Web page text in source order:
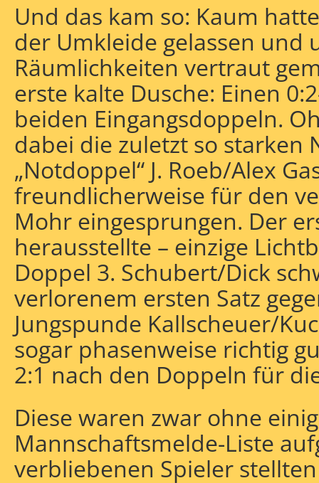
Und das kam so: Kaum
der Umkleide gelassen und
Räumlichkeiten vertraut
erste kalte Dusche: Einen
beiden Eingangsdoppeln.
dabei die zuletzt so starken
„Notdoppel“ J. Roeb/Alex
freundlicherweise für den
Mohr eingesprungen. Der
herausstellte – einzige
Doppel 3. Schubert/Dick
verlorenem ersten Satz
Jungspunde Kallscheuer/
sogar phasenweise richtig
2:1 nach den Doppeln für
Diese waren zwar ohne
Mannschaftsmelde-Liste
verbliebenen Spieler